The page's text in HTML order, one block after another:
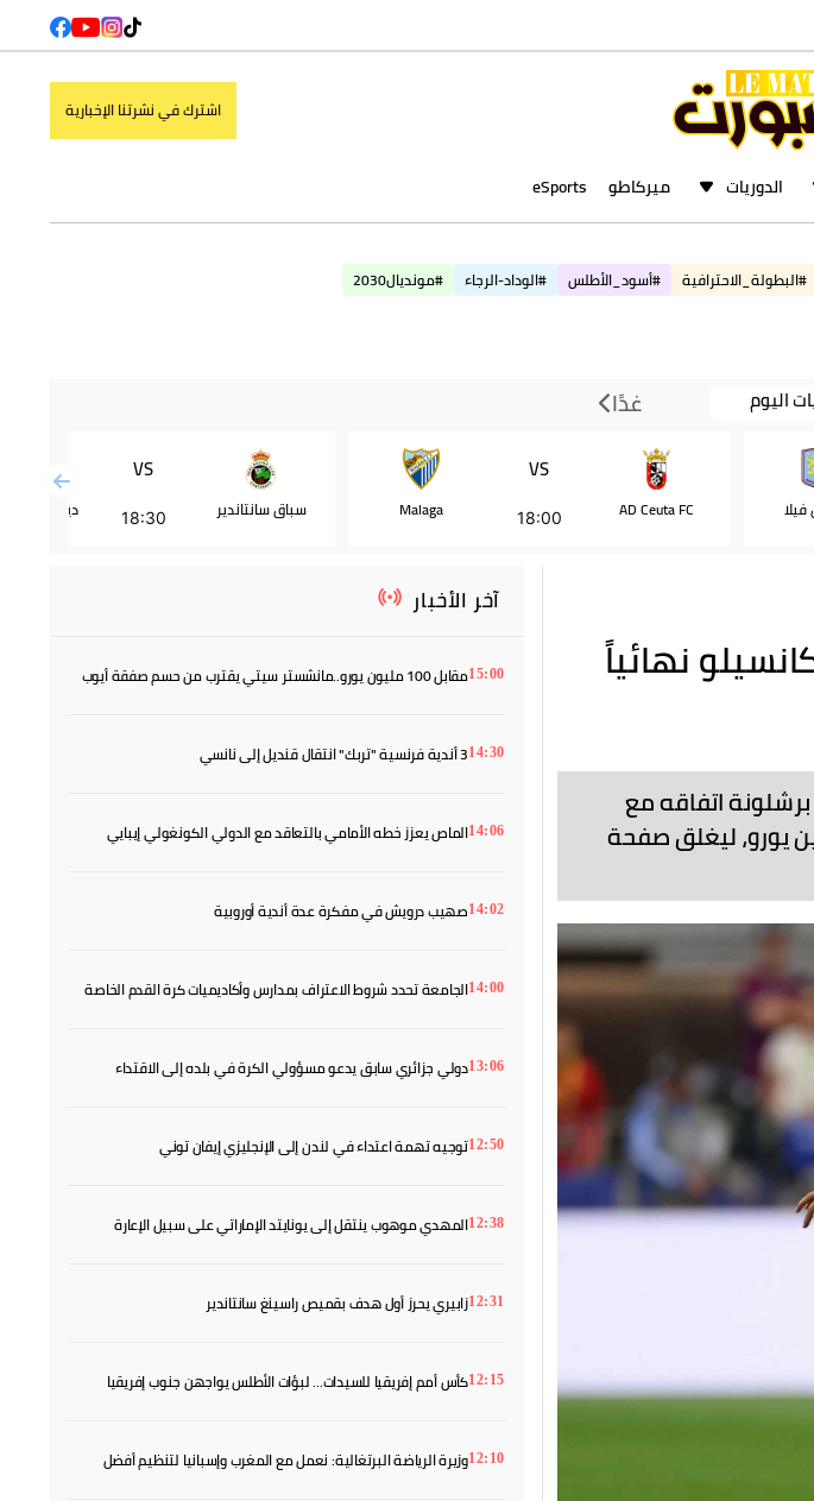
اشترك في نشرتنا الإخبارية
الدوريات ميركاطو eSports
#البطولة_الاحترافية #أسود_الأطلس #الوداد-الرجاء #مونديال2030
اليوم غدًا
AD Ceuta FC
VS
18:00
Malaga سباق سانتاندير
VS
18:30 ديبورتيفو
نهائياً
اتفاقه مع
الظهير البرتغالي جواو كانسيلو نهائياً مقابل 10 ملايين يورو، ليغلق صفحة
آخر الأخبار
15:00
مقابل 100 مليون يورو..مانشستر سيتي يقترب من حسم صفقة أيوب
14:303 أندية فرنسية "تربك" انتقال قنديل إلى نانسي
14:06الماص يعزز خطه الأمامي بالتعاقد مع الدولي الكونغولي إيبايي
14:02صهيب درويش في مفكرة عدة أندية أوروبية
14:00الجامعة تحدد شروط الاعتراف بمدارس وأكاديميات كرة القدم الخاصة
13:06دولي جزائري سابق يدعو مسؤولي الكرة في بلده إلى الاقتداء
12:50توجيه تهمة اعتداء في لندن إلى الإنجليزي إيفان توني
12:38المهدي موهوب ينتقل إلى يونايتد الإماراتي على سبيل الإعارة
12:31زابيري يحرز أول هدف بقميص راسينغ سانتاندير
12:15كأس أمم إفريقيا للسيدات... لبؤات الأطلس يواجهن جنوب إفريقيا
12:10وزيرة الرياضة البرتغالية: نعمل مع المغرب وإسبانيا لتنظيم أفضل